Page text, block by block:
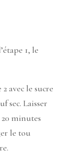
1, le
avec le sucre
sec. Laisser
minutes
le tou